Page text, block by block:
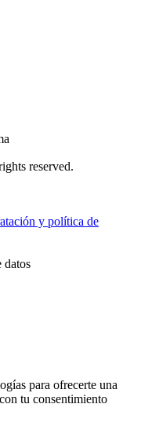
reserved.
y política de
datos
para ofrecerte una
tu consentimiento